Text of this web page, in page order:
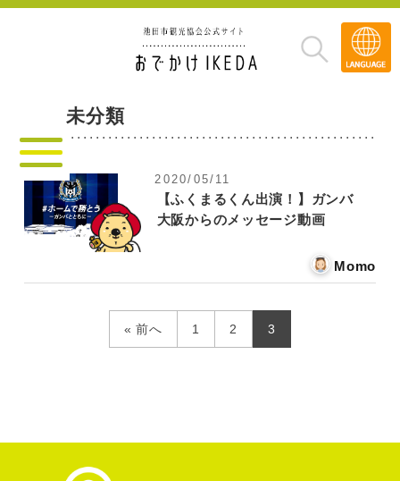
未分類
2020/05/11
【ふくまるくん出演！】ガンバ
大阪からのメッセージ動画
Momo
« 前へ 1 2 3
»